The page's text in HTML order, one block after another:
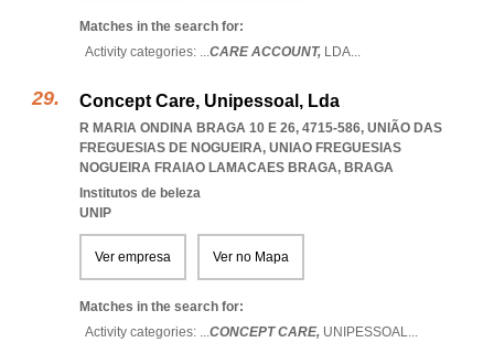
Matches in the search for:
Activity categories: ...CARE ACCOUNT, LDA...
Concept Care, Unipessoal, Lda
R MARIA ONDINA BRAGA 10 E 26, 4715-586, UNIÃO DAS
FREGUESIAS DE NOGUEIRA, UNIAO FREGUESIAS
NOGUEIRA FRAIAO LAMACAES BRAGA, BRAGA
Institutos de beleza
UNIP
Ver empresa Ver no Mapa
Matches in the search for:
Activity categories: ...CONCEPT CARE, UNIPESSOAL...